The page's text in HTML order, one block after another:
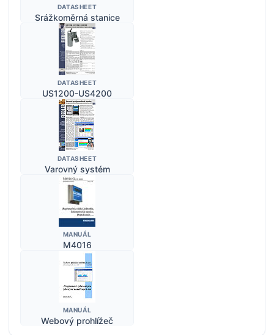
DATASHEET
Srážkoměrná stanice
DATASHEET
US1200-US4200
DATASHEET
Varovný systém
MANUÁL
M4016
MANUÁL
Webový prohlížeč